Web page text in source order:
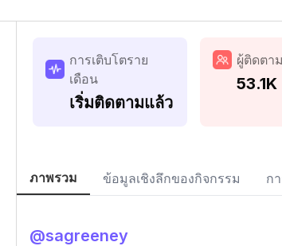
การเติบโตราย
เดือน
เริ่มติดตามแล้ว
ผู้ติดตาม
53.1K
ภาพรวม ข้อมูลเชิงลึกของกิจกรรม ก
@sagreeney